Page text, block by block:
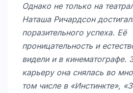
Однако не только на
Наташа Ричардсон
поразительного успеха. Её
проницательность и
видели и в кинематографе.
карьеру она снялась во
том числе в «Инстинкте»,